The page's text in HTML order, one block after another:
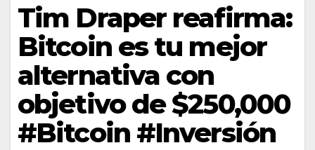
Tim Draper reafirma:
Bitcoin es tu mejor
alternativa con
objetivo de $250,000
#Bitcoin #Inversión